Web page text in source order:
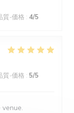
質-価格 : 4/5
質-価格 : 5/5